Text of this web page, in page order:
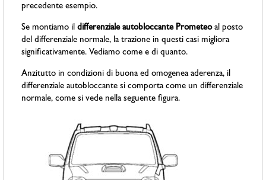
precedente esempio.
Se montiamo ildifferenziale autobloccante Prometeoal posto
del differenziale normale, la trazione in questi casi migliora
significativamente. Vediamo come e di quanto.
Anzitutto in condizioni di buona ed omogenea aderenza, il
differenziale autobloccante si comporta come un differenziale
normale, come si vede nella seguente figura.